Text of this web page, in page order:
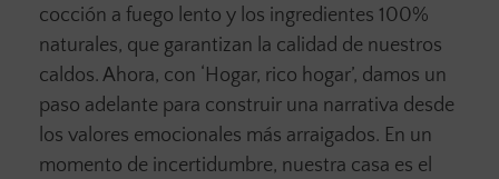
cocción a fuego lento y los ingredientes 100%
naturales, que garantizan la calidad de nuestros
caldos. Ahora, con ‘Hogar, rico hogar’, damos un
paso adelante para construir una narrativa desde
los valores emocionales más arraigados. En un
momento de incertidumbre, nuestra casa es el